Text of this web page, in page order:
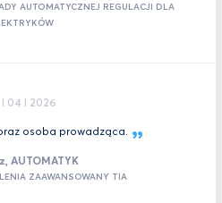
AUTOMATYCZNEJ REGULACJI DLA
I 04 I 2026
osoba prowadząca.
AUTOMATYK
ZAAWANSOWANY TIA